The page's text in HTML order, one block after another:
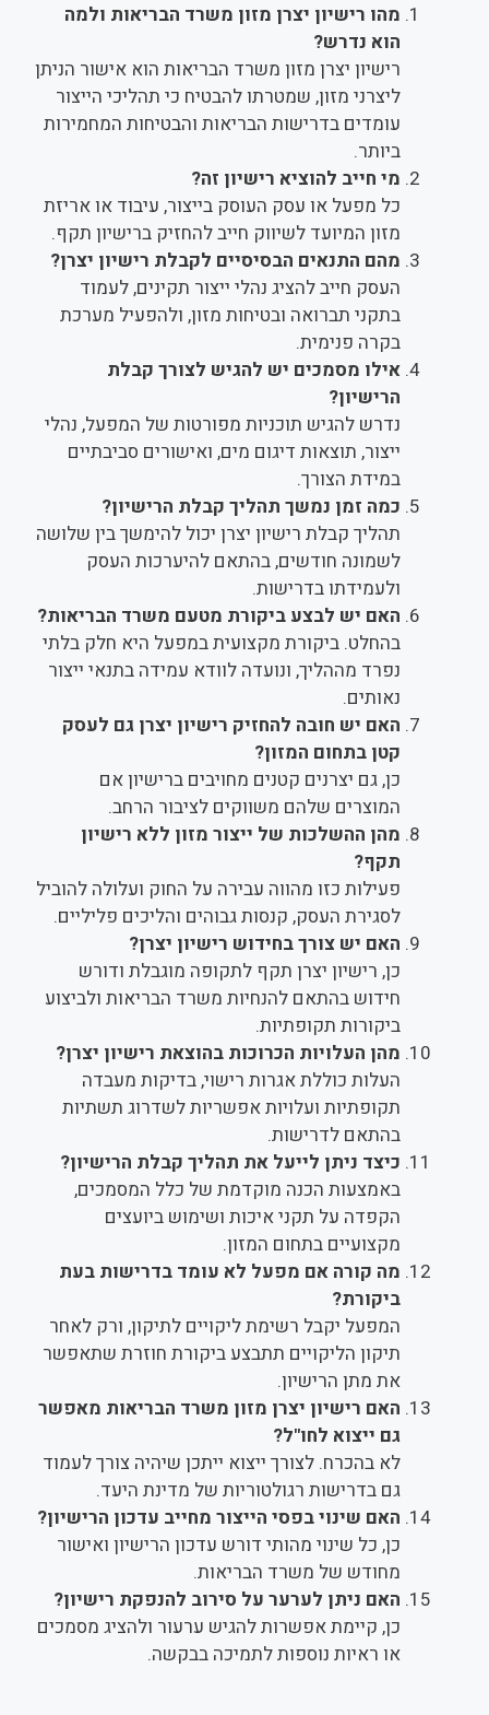
מהו רישיון יצרן מזון משרד הבריאות ולמה
הוא נדרש?
רישיון יצרן מזון משרד הבריאות הוא אישור הניתן
ליצרני מזון, שמטרתו להבטיח כי תהליכי הייצור
עומדים בדרישות הבריאות והבטיחות המחמירות
ביותר.
מי חייב להוציא רישיון זה?
כל מפעל או עסק העוסק בייצור, עיבוד או אריזת
מזון המיועד לשיווק חייב להחזיק ברישיון תקף.
מהם התנאים הבסיסיים לקבלת רישיון יצרן?
העסק חייב להציג נהלי ייצור תקינים, לעמוד
בתקני תברואה ובטיחות מזון, ולהפעיל מערכת
בקרה פנימית.
אילו מסמכים יש להגיש לצורך קבלת
הרישיון?
נדרש להגיש תוכניות מפורטות של המפעל, נהלי
ייצור, תוצאות דיגום מים, ואישורים סביבתיים
במידת הצורך.
כמה זמן נמשך תהליך קבלת הרישיון?
תהליך קבלת רישיון יצרן יכול להימשך בין שלושה
לשמונה חודשים, בהתאם להיערכות העסק
ולעמידתו בדרישות.
האם יש לבצע ביקורת מטעם משרד הבריאות?
בהחלט. ביקורת מקצועית במפעל היא חלק בלתי
נפרד מההליך, ונועדה לוודא עמידה בתנאי ייצור
נאותים.
האם יש חובה להחזיק רישיון יצרן גם לעסק
קטן בתחום המזון?
כן, גם יצרנים קטנים מחויבים ברישיון אם
המוצרים שלהם משווקים לציבור הרחב.
מהן ההשלכות של ייצור מזון ללא רישיון
תקף?
פעילות כזו מהווה עבירה על החוק ועלולה להוביל
לסגירת העסק, קנסות גבוהים והליכים פליליים.
האם יש צורך בחידוש רישיון יצרן?
כן, רישיון יצרן תקף לתקופה מוגבלת ודורש
חידוש בהתאם להנחיות משרד הבריאות ולביצוע
ביקורות תקופתיות.
מהן העלויות הכרוכות בהוצאת רישיון יצרן?
העלות כוללת אגרות רישוי, בדיקות מעבדה
תקופתיות ועלויות אפשריות לשדרוג תשתיות
בהתאם לדרישות.
כיצד ניתן לייעל את תהליך קבלת הרישיון?
באמצעות הכנה מוקדמת של כלל המסמכים,
הקפדה על תקני איכות ושימוש ביועצים
מקצועיים בתחום המזון.
מה קורה אם מפעל לא עומד בדרישות בעת
ביקורת?
המפעל יקבל רשימת ליקויים לתיקון, ורק לאחר
תיקון הליקויים תתבצע ביקורת חוזרת שתאפשר
את מתן הרישיון.
האם רישיון יצרן מזון משרד הבריאות מאפשר
גם ייצוא לחו"ל?
לא בהכרח. לצורך ייצוא ייתכן שיהיה צורך לעמוד
גם בדרישות רגולטוריות של מדינת היעד.
האם שינוי בפסי הייצור מחייב עדכון הרישיון?
כן, כל שינוי מהותי דורש עדכון הרישיון ואישור
מחודש של משרד הבריאות.
האם ניתן לערער על סירוב להנפקת רישיון?
כן, קיימת אפשרות להגיש ערעור ולהציג מסמכים
או ראיות נוספות לתמיכה בבקשה.